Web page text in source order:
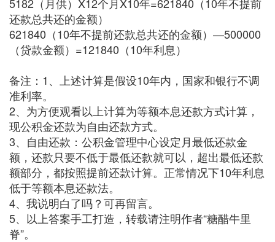
还款总共还的金额）
621840（10年不提前还款总共还的金额）—500000
（贷款金额）=121840（10年利息）
备注：1、上述计算是假设10年内，国家和银行不调
准利率。
2、为方便观看以上计算为等额本息还款方式计算，
现公积金还款为自由还款方式。
3、自由还款：公积金管理中心设定月最低还款金
额，还款只要不低于最低还款就可以，超出最低还款
额部分，都按照提前还款计算。正常情况下10年利息
低于等额本息还款法。
4、我说明白了吗？可再留言。
5、以上答案手工打造，转载请注明作者“糖醋牛里
脊”。